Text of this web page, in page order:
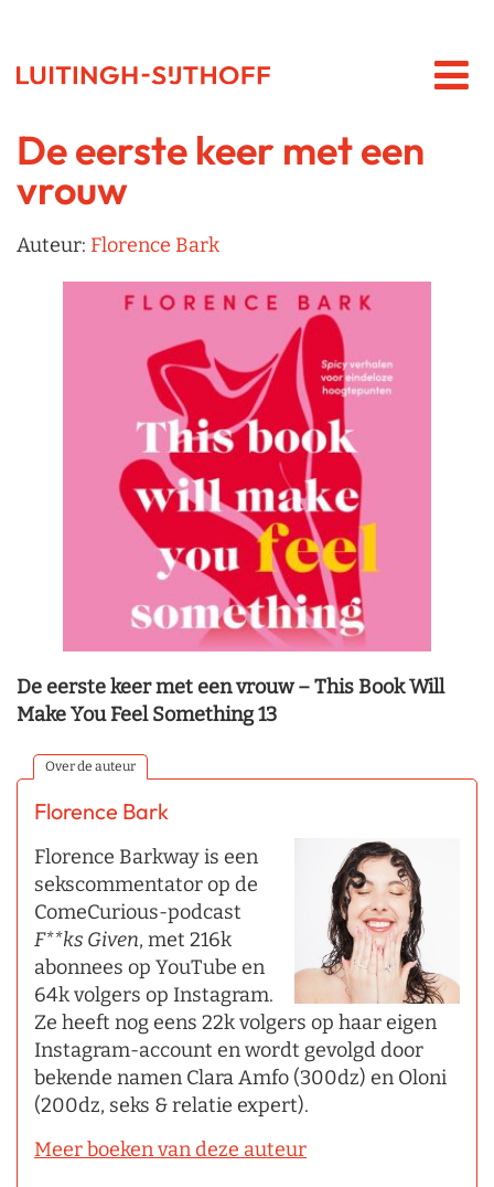
De eerste keer met een
vrouw
Auteur: Florence Bark
De eerste keer met een vrouw – This Book Will
Make You Feel Something 13
Over de auteur
Florence Bark
Florence Barkway is een
sekscommentator op de
ComeCurious-podcast
F**ks Given, met 216k
abonnees op YouTube en
64k volgers op Instagram.
Ze heeft nog eens 22k volgers op haar eigen
Instagram-account en wordt gevolgd door
bekende namen Clara Amfo (300dz) en Oloni
(200dz, seks & relatie expert).
Meer boeken van deze auteur